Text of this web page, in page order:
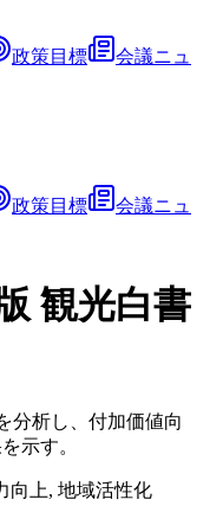
政策目標
会議ニュ
政策目標
会議ニュ
観光白書
分析し、付加価値向
示す。
向上, 地域活性化